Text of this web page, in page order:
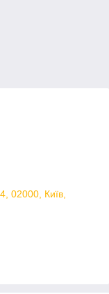
02000, Київ,